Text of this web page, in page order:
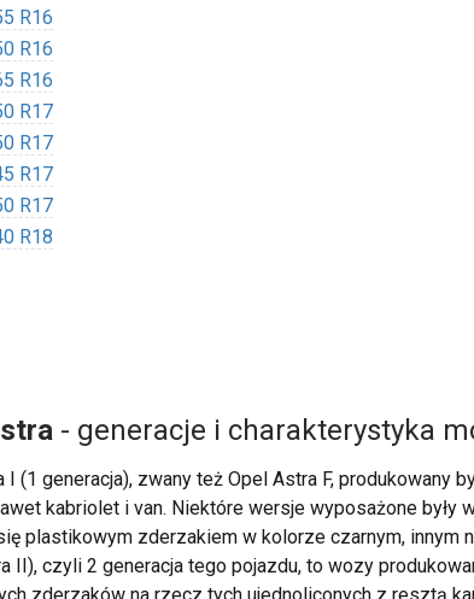
R16
R16
R16
R17
R17
R17
R17
R18
- generacje i charakterystyka
I (1 generacja), zwany też Opel Astra F, produkowany
kabriolet i van. Niektóre wersje wyposażone
plastikowym zderzakiem w kolorze czarnym, innym
II), czyli 2 generacja tego pojazdu, to wozy